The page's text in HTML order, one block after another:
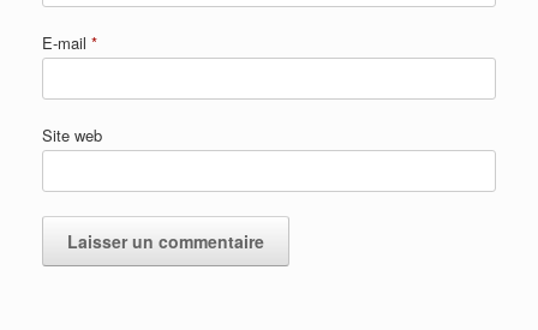
E-mail *
Site web